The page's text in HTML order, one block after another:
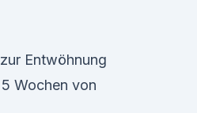
Entwöhnung
Wochen von